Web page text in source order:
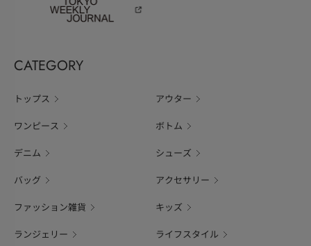
CATEGORY
トップス アウター
ワンピース ボトム
デニム シューズ
バッグ アクセサリー
ファッション雑貨 キッズ
ランジェリー ライフスタイル